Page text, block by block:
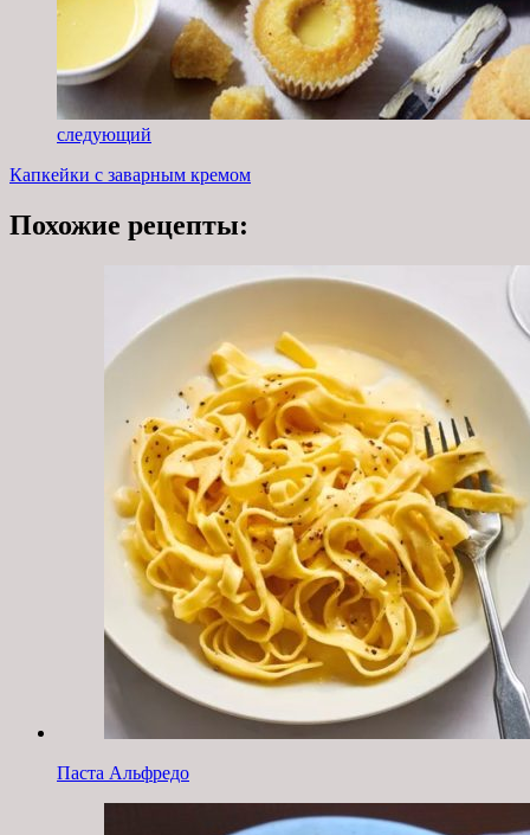
следующий
Капкейки с заварным кремом
Похожие рецепты:
Паста Альфредо